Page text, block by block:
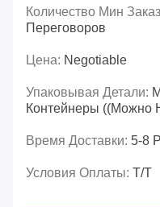
Количество Мин
Переговоров
Цена: Negotiable
Упаковывая Детали:
Контейнеры ((Можно
Время Доставки: 5-8
Условия Оплаты: T/T